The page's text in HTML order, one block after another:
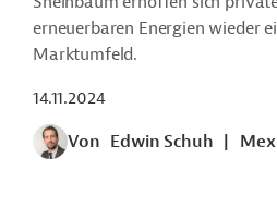
erneuerbaren Energien wieder
Marktumfeld.
14.11.2024
Von Edwin Schuh |